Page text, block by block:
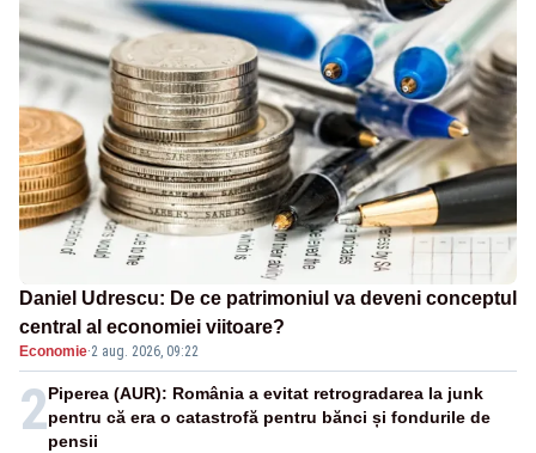
Daniel Udrescu: De ce patrimoniul va deveni conceptul
central al economiei viitoare?
Economie·2 aug. 2026, 09:22
2Piperea (AUR): România a evitat retrogradarea la junk
pentru că era o catastrofă pentru bănci și fondurile de
pensii